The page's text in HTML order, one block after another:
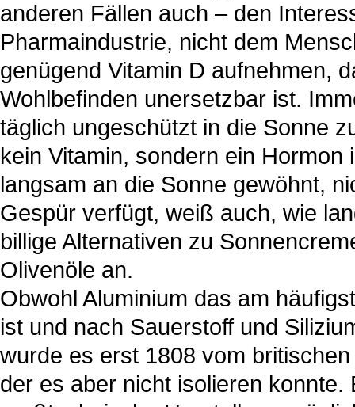
anderen Fällen auch – den
Pharmaindustrie, nicht dem
genügend Vitamin D aufnehmen,
Wohlbefinden unersetzbar ist.
täglich ungeschützt in die Sonne
kein Vitamin, sondern ein
langsam an die Sonne gewöhnt,
Gespür verfügt, weiß auch, wie
billige Alternativen zu
Olivenöle an.
Obwohl Aluminium das am
ist und nach Sauerstoff und
wurde es erst 1808 vom
der es aber nicht isolieren